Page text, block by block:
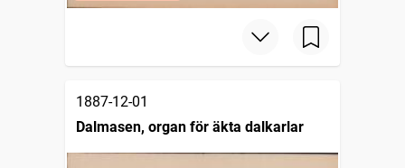
1887-12-01
Dalmasen, organ för äkta dalkarlar